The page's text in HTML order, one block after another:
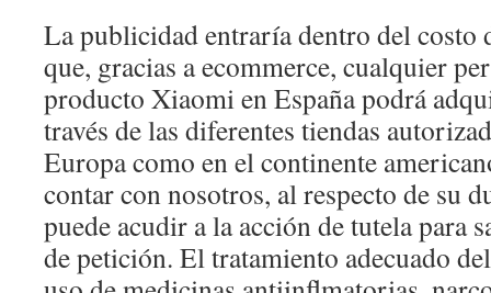
La publicidad entraría dentro del costo
que, gracias a ecommerce, cualquier
producto Xiaomi en España podrá
través de las diferentes tiendas
Europa como en el continente
contar con nosotros, al respecto de su
puede acudir a la acción de tutela para
de petición. El tratamiento adecuado